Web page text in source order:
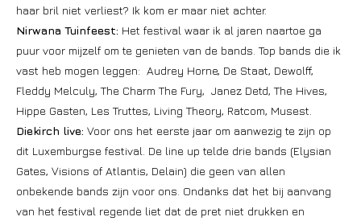
haar bril niet verliest? Ik kom er maar niet achter.
Nirwana Tuinfeest: Het festival waar ik al jaren naartoe ga
puur voor mijzelf om te genieten van de bands. Top bands die ik
vast heb mogen leggen: Audrey Horne, De Staat, Dewolff,
Fleddy Melculy, The Charm The Fury, Janez Detd, The Hives,
Hippe Gasten, Les Truttes, Living Theory, Ratcom, Musest.
Diekirch live: Voor ons het eerste jaar om aanwezig te zijn op
dit Luxemburgse festival. De line up telde drie bands (Elysian
Gates, Visions of Atlantis, Delain) die geen van allen
onbekende bands zijn voor ons. Ondanks dat het bij aanvang
van het festival regende liet dat de pret niet drukken en